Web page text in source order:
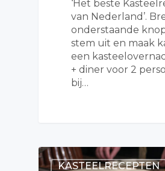
‘Het beste
van Nederland’.
onderstaande
stem uit en maak
een
+ diner voor 2
bij…
KASTEELRECEPTEN